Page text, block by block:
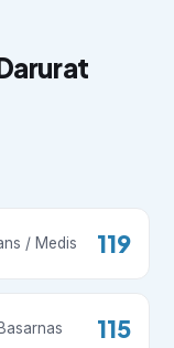
/ Medis 119
115